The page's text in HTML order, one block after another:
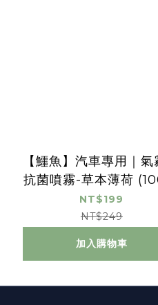
【鱷魚】汽車專用｜氣
抗菌噴霧-草本薄荷
l)
NT$199
NT$249
加入購物車